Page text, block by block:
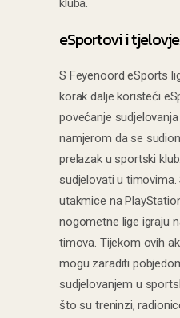
kluba.
eSportovi i
S Feyenoord eSports
korak dalje koristeći
povećanje
namjerom da se
prelazak u sportski
sudjelovati u
utakmice na
nogometne lige igraju
timova. Tijekom ovih
mogu zaraditi
sudjelovanjem u
što su treninzi,